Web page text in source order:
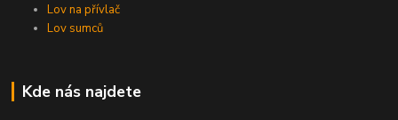
Lov na přívlač
Lov sumců
Kde nás najdete